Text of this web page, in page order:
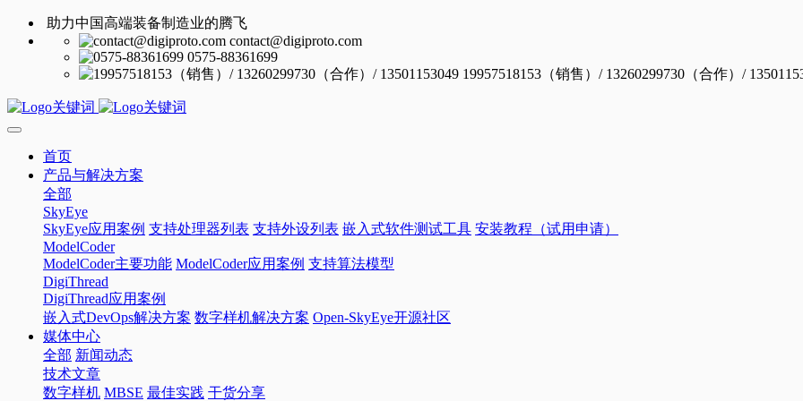
助力中国高端装备制造业的腾飞
contact@digiproto.com
0575-88361699
19957518153（销售）/ 13260299730（合作）/
首页
产品与解决方案
全部
SkyEye
SkyEye应用案例 支持处理器列表 支持外设列表 嵌入式软件测试工具 安装教程（试用申请）
ModelCoder
ModelCoder主要功能 ModelCoder应用案例 支持算法模型
DigiThread
DigiThread应用案例
嵌入式DevOps解决方案 数字样机解决方案 Open-SkyEye开源社区
媒体中心
全部 新闻动态
技术文章
数字样机 MBSE 最佳实践 干货分享